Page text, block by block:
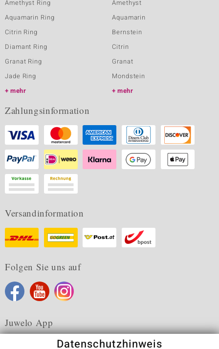
Amethyst Ring
Aquamarin Ring
Citrin Ring
Diamant Ring
Granat Ring
Jade Ring
mehr
Amethyst
Aquamarin
Bernstein
Citrin
Granat
Mondstein
mehr
Zahlungsinformation
Versandinformation
Folgen Sie uns auf
Juwelo App
Datenschutzhinweis